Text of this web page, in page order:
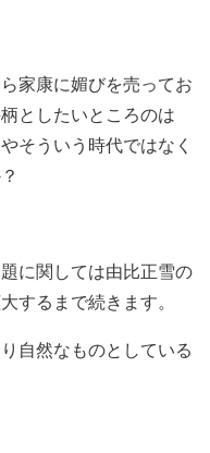
家康に媚びを売ってお
としたいところのは
そういう時代ではなく
に関しては由比正雪の
するまで続きます。
自然なものとしている